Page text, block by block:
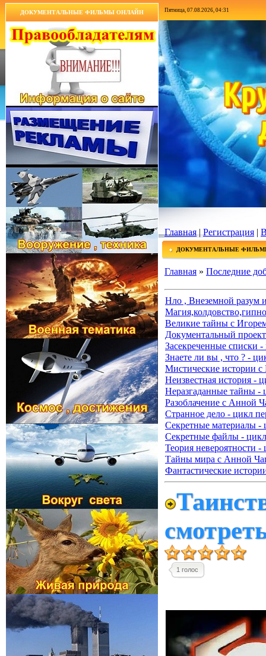
ДОКУМЕНТАЛЬНЫЕ ФИЛЬМЫ ОНЛАЙН Пятница, 07.08.2026, 04:31
Главная|Регистрация |
ДОКУМЕНТАЛЬНЫЕ
Главная » Последние
Нло , Внеземной разум
Великие тайны с
Документальный
Засекреченные списки -
Знаете ли вы , что ? -
Мистические истории
Неизвестная история -
Неразгаданные тайны -
Разоблачение с Анной
Странное дело - цикл
Секретные материалы -
Секретные файлы - цикл
Теория невероятности -
Тайны мира с Анной
Фантастические
1 голос